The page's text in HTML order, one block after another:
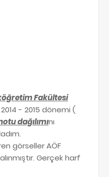
Fakültesi
- 2015 dönemi (
dağılımını
görseller AÖF
Gerçek harf